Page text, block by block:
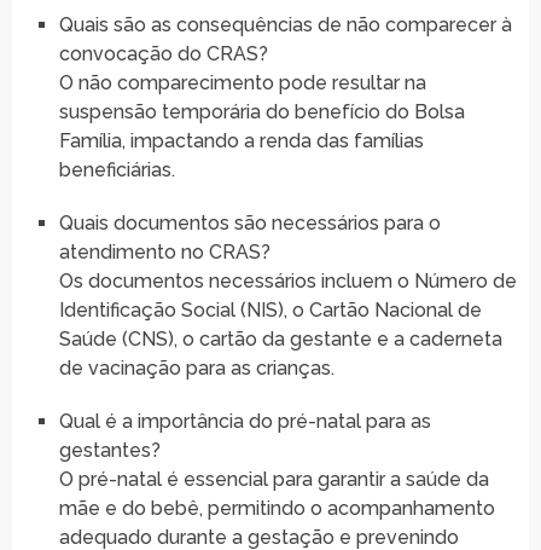
Quais são as consequências de não comparecer à
convocação do CRAS?
O não comparecimento pode resultar na
suspensão temporária do benefício do Bolsa
Família, impactando a renda das famílias
beneficiárias.
Quais documentos são necessários para o
atendimento no CRAS?
Os documentos necessários incluem o Número de
Identificação Social (NIS), o Cartão Nacional de
Saúde (CNS), o cartão da gestante e a caderneta
de vacinação para as crianças.
Qual é a importância do pré-natal para as
gestantes?
O pré-natal é essencial para garantir a saúde da
mãe e do bebê, permitindo o acompanhamento
adequado durante a gestação e prevenindo